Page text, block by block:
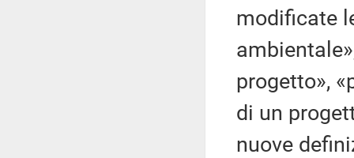
modificate
progetto»,
di un
nuove